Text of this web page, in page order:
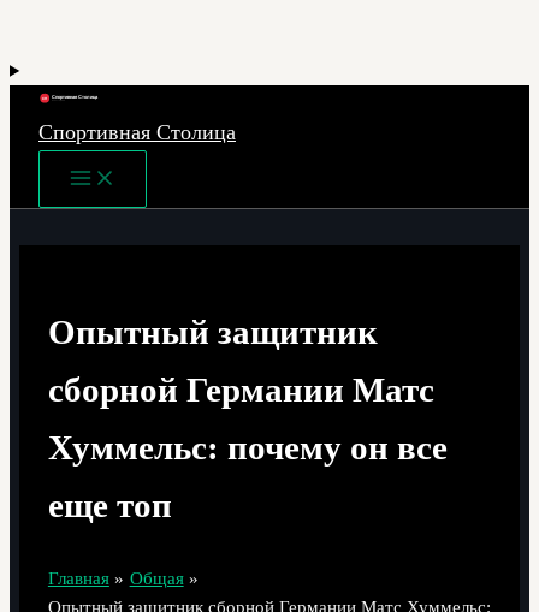
Спортивная Столица
Main
Menu
Опытный защитник
сборной Германии Матс
Хуммельс: почему он все
еще топ
Главная
Общая
Опытный защитник сборной Германии Матс Хуммельс: